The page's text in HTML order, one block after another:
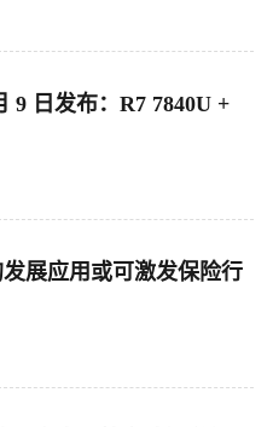
9 日发布：R7 7840U +
展应用或可激发保险行